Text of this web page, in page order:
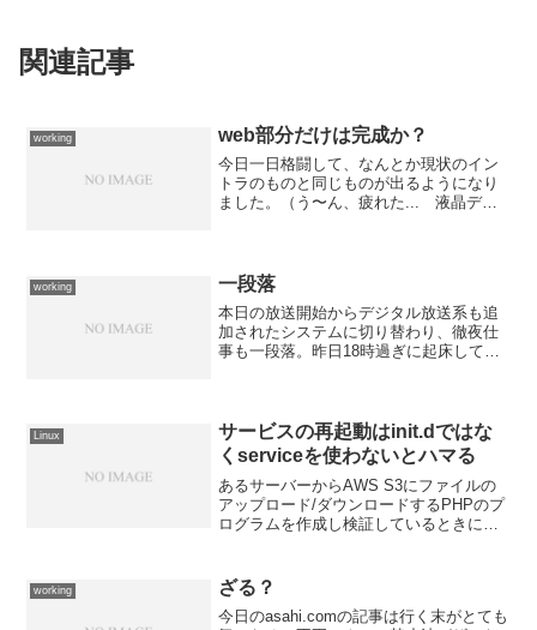
関連記事
working web部分だけは完成か？
今日一日格闘して、なんとか現状のイン
トラのものと同じものが出るようになり
ました。（う〜ん、疲れた... 液晶ディ
するだけ。 こ...
working 一段落
本日の放送開始からデジタル放送系も追
加されたシステムに切り替わり、徹夜仕
事も一段落。昨日18時過ぎに起床して晩
間の労働に合わせた...
Linux
サービスの再起動はinit.dではな
くserviceを使わないとハマる
あるサーバーからAWS S3にファイルの
アップロード/ダウンロードするPHPのプ
ログラムを作成し検証しているときに、
fil...
working ざる？
今日のasahi.comの記事は行く末がとても